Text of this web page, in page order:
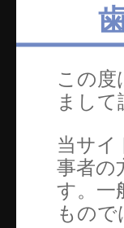
この度
まし
当サイ
事者の
す。一
もの